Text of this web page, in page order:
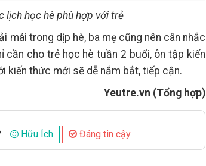
lịch học hè phù hợp với trẻ
mái trong dịp hè, ba mẹ cũng nên cân nhắc
cần cho trẻ học hè tuần 2 buổi, ôn tập kiến
kiến thức mới sẽ dễ nắm bắt, tiếp cận.
Yeutre.vn (Tổng hợp)
Hữu Ích Đáng tin cậy